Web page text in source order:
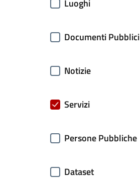
Luoghi
Documenti Pubblici
Notizie
Servizi
Persone Pubbliche
Dataset